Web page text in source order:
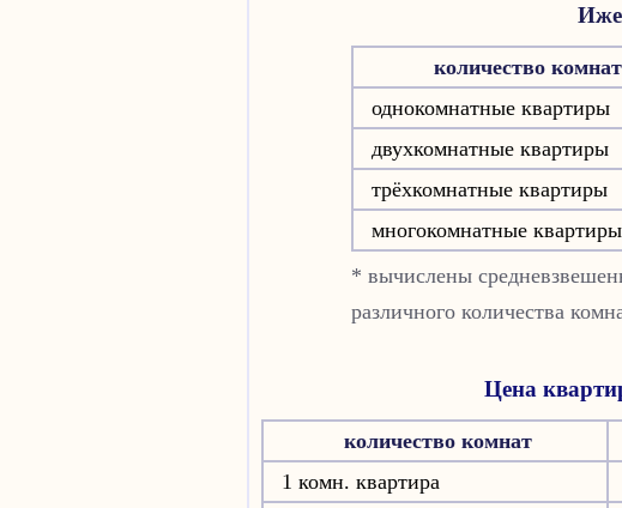
количество комнат
однокомнатные квартиры
двухкомнатные квартиры
трёхкомнатные квартиры
многокомнатные квартиры
* вычислены
различного количества
Цена
количество комнат
1 комн. квартира